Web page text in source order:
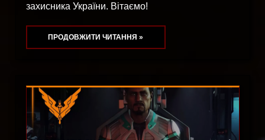
захисника України. Вітаємо!
ПРОДОВЖИТИ ЧИТАННЯ »